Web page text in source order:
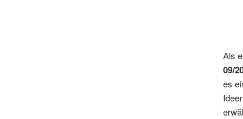
Als
09/
es